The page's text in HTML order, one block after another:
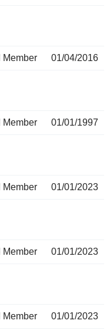
Member 01/04/2016
Member 01/01/1997
Member 01/01/2023
Member 01/01/2023
Member 01/01/2023